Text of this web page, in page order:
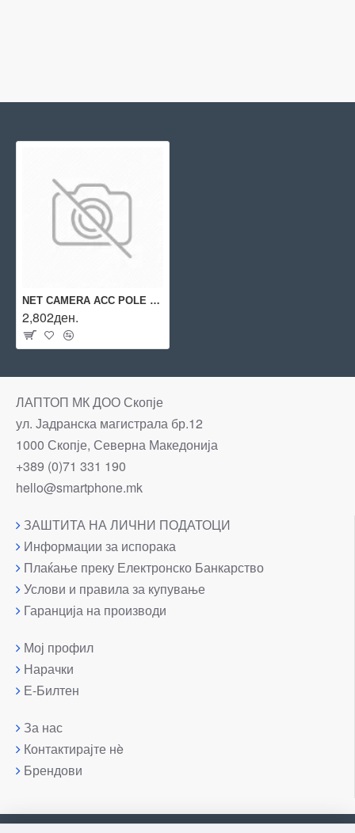
NET CAMERA ACC POLE MOUNT/WALL AND T90 01219-001 AXIS
2,802ден.
ЛАПТОП МК ДОО Скопје
ул. Јадранска магистрала бр.12
1000 Скопје, Северна Македонија
+389 (0)71 331 190
hello@smartphone.mk
ЗАШТИТА НА ЛИЧНИ ПОДАТОЦИ
Информации за испорака
Плаќање преку Електронско Банкарство
Услови и правила за купување
Гаранција на производи
Мој профил
Нарачки
Е-Билтен
За нас
Контактирајте нè
Брендови